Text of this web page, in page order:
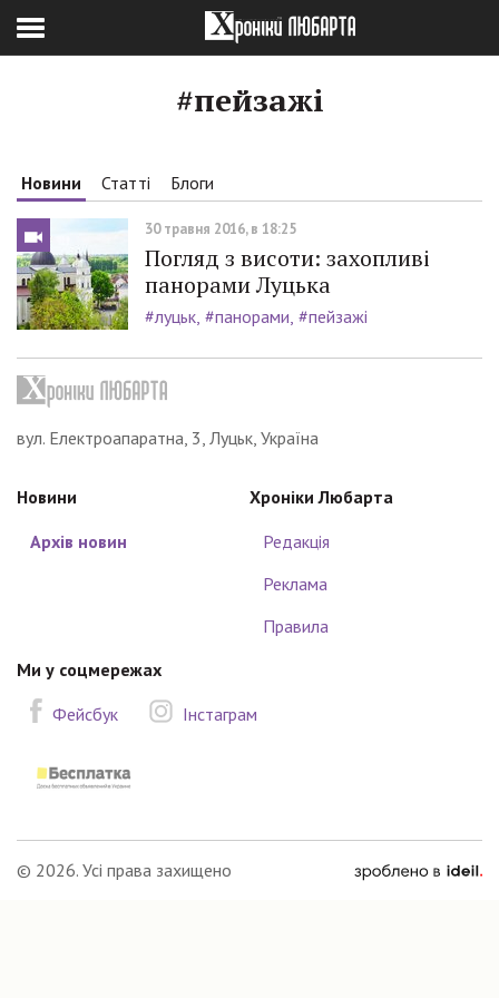
#пейзажі
Новини Статті Блоги
30 травня 2016, в 18:25
Погляд з висоти: захопливі
панорами Луцька
#луцьк #панорами #пейзажі
вул. Електроапаратна, 3, Луцьк, Україна
Новини
Архів новин
Хроніки Любарта
Редакція
Реклама
Правила
Ми у соцмережах
Фейсбук
Інстаграм
© 2026. Усі права захищено
зроблено